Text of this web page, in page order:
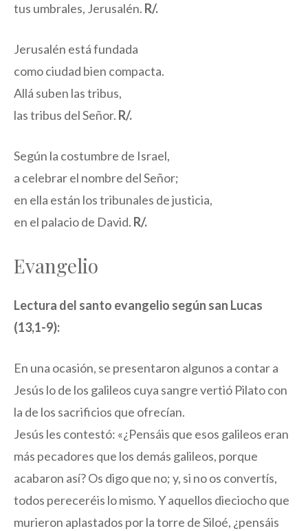
tus umbrales, Jerusalén. R/.
Jerusalén está fundada
como ciudad bien compacta.
Allá suben las tribus,
las tribus del Señor. R/.
Según la costumbre de Israel,
a celebrar el nombre del Señor;
en ella están los tribunales de justicia,
en el palacio de David. R/.
Evangelio
Lectura del santo evangelio según san Lucas
(13,1-9):
En una ocasión, se presentaron algunos a contar a
Jesús lo de los galileos cuya sangre vertió Pilato con
la de los sacrificios que ofrecían.
Jesús les contestó: «¿Pensáis que esos galileos eran
más pecadores que los demás galileos, porque
acabaron así? Os digo que no; y, si no os convertís,
todos pereceréis lo mismo. Y aquellos dieciocho que
murieron aplastados por la torre de Siloé, ¿pensáis